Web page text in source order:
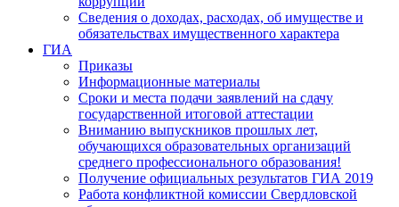
Сведения о доходах, расходах, об имуществе и
обязательствах имущественного характера
ГИА
Приказы
Информационные материалы
Сроки и места подачи заявлений на сдачу
государственной итоговой аттестации
Вниманию выпускников прошлых лет,
обучающихся образовательных организаций
среднего профессионального образования!
Получение официальных результатов ГИА 2019
Работа конфликтной комиссии Свердловской